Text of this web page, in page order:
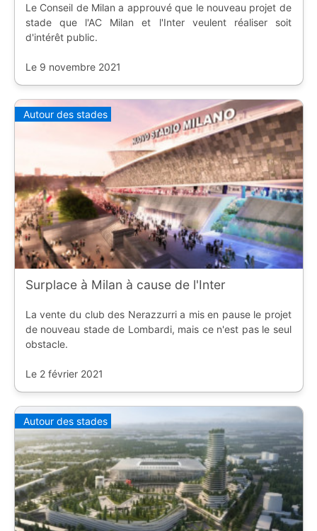
Le Conseil de Milan a approuvé que le nouveau projet de
stade que l'AC Milan et l'Inter veulent réaliser soit
d'intérêt public.
Le 9 novembre 2021
Autour des stades
Surplace à Milan à cause de l'Inter
La vente du club des Nerazzurri a mis en pause le projet
de nouveau stade de Lombardi, mais ce n'est pas le seul
obstacle.
Le 2 février 2021
Autour des stades